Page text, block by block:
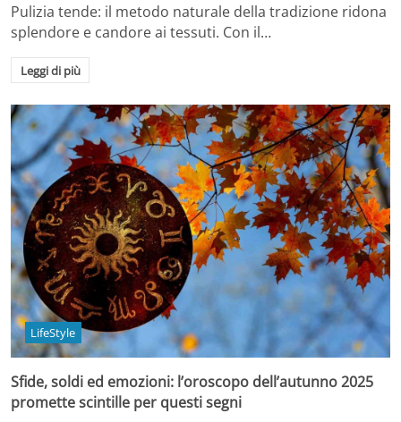
Pulizia tende: il metodo naturale della tradizione ridona
splendore e candore ai tessuti. Con il…
Leggi di più
LifeStyle
Sfide, soldi ed emozioni: l’oroscopo dell’autunno 2025
promette scintille per questi segni